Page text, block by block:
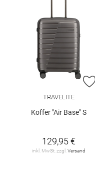
TRAVELITE
Koffer "Air Base" S
129,95 €
inkl. MwSt. zzgl. Versand